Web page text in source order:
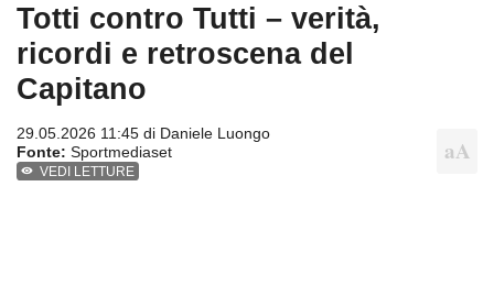
Totti contro Tutti – verità,
ricordi e retroscena del
Capitano
29.05.2026 11:45 di Daniele Luongo
Fonte: Sportmediaset
VEDI LETTURE